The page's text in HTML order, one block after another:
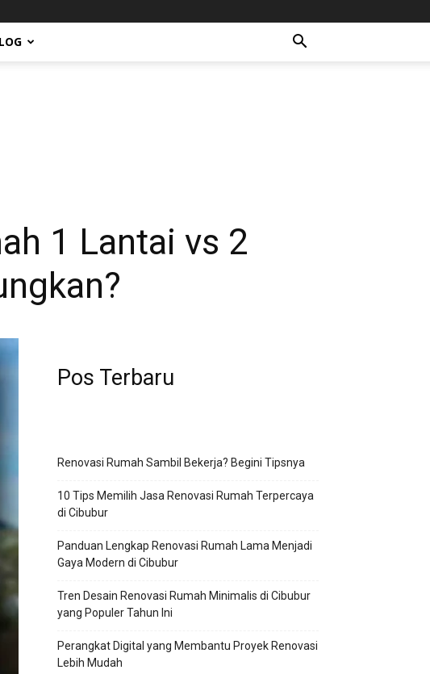
1 Lantai vs 2
Pos Terbaru
Renovasi Rumah Sambil Bekerja? Begini Tipsnya
10 Tips Memilih Jasa Renovasi Rumah Terpercaya
di Cibubur
Panduan Lengkap Renovasi Rumah Lama Menjadi
Gaya Modern di Cibubur
Tren Desain Renovasi Rumah Minimalis di Cibubur
yang Populer Tahun Ini
Perangkat Digital yang Membantu Proyek Renovasi
Lebih Mudah